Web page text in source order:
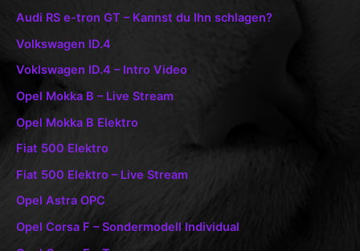
Audi RS e-tron GT – Kannst du Ihn schlagen?
Volkswagen ID.4
Voklswagen ID.4 – Intro Video
Opel Mokka B – Live Stream
Opel Mokka B Elektro
Fiat 500 Elektro
Fiat 500 Elektro – Live Stream
Opel Astra OPC
Opel Corsa F – Sondermodell Individual